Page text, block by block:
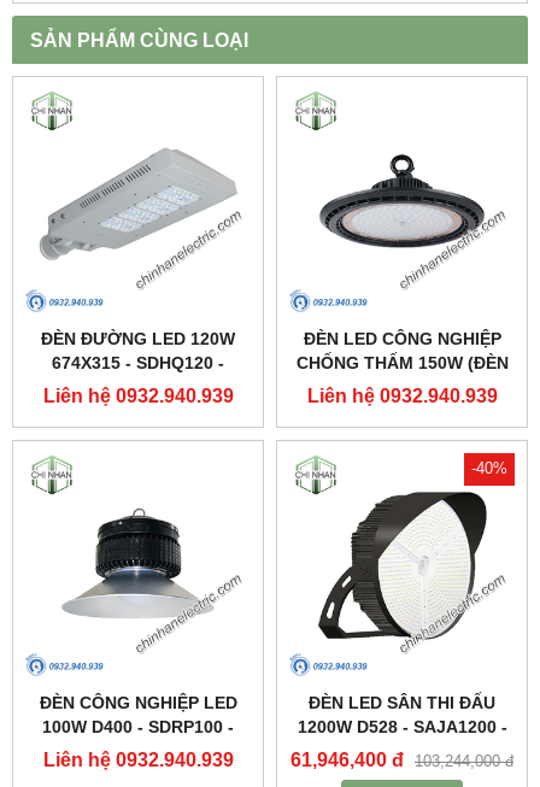
SẢN PHẨM CÙNG LOẠI
ĐÈN ĐƯỜNG LED 120W
674X315 - SDHQ120 -
DUHAL
Liên hệ 0932.940.939
ĐÈN LED CÔNG NGHIỆP
CHỐNG THẤM 150W (ĐÈN
HIGHBAY NHÀ XƯỞNG) -
DDB150 - DUHAL
Liên hệ 0932.940.939
ĐÈN CÔNG NGHIỆP LED
100W D400 - SDRP100 -
DUHAL
Liên hệ 0932.940.939
-40%
ĐÈN LED SÂN THI ĐẤU
1200W D528 - SAJA1200 -
DUHAL
61,946,400 đ 103,244,000 đ